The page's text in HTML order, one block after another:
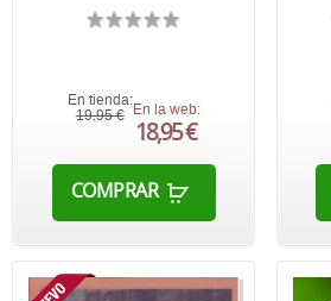
En tienda:
19,95 € En la web:
18,95 €
COMPRAR